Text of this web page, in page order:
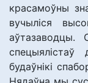
красамоўны
вучыліся
аўтазаводцы.
спецыялістаў
будаўнікі